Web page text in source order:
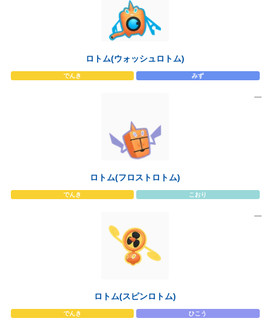
ロトム(ウォッシュロトム)
でんき みず
ロトム(フロストロトム)
でんき こおり
ロトム(スピンロトム)
でんき ひこう